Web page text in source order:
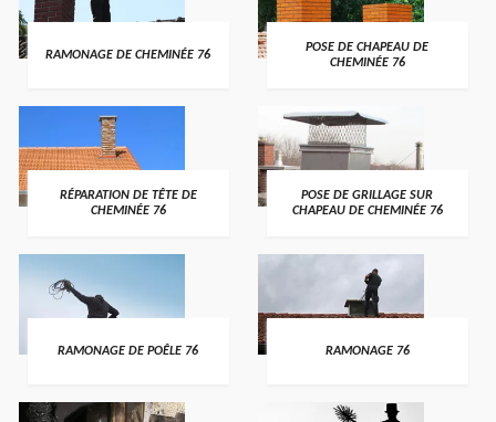
RAMONAGE DE CHEMINÉE 76
POSE DE CHAPEAU DE
CHEMINÉE 76
RÉPARATION DE TÊTE DE
CHEMINÉE 76
POSE DE GRILLAGE SUR
CHAPEAU DE CHEMINÉE 76
RAMONAGE DE POÊLE 76 RAMONAGE 76